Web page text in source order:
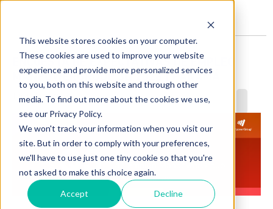
This website stores cookies on your computer.
These cookies are used to improve your website
experience and provide more personalized services
to you, both on this website and through other
media. To find out more about the cookies we use,
see our Privacy Policy.
We won't track your information when you visit our
site. But in order to comply with your preferences,
we'll have to use just one tiny cookie so that you're
not asked to make this choice again.
Accept Decline
ENCUESTA DE EXPECTATIVAS DE EMPLEO
MANPOWERGROUP 3Q 2026 | PANAMÁ
1 min de lectura